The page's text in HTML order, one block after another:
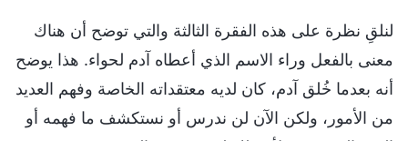
لنلقِ نظرة على هذه الفقرة الثالثة والتي توضح أن هناك
معنى بالفعل وراء الاسم الذي أعطاه آدم لحواء. هذا يوضح
أنه بعدما خُلق آدم، كان لديه معتقداته الخاصة وفهم العديد
من الأمور، ولكن الآن لن ندرس أو نستكشف ما فهمه أو